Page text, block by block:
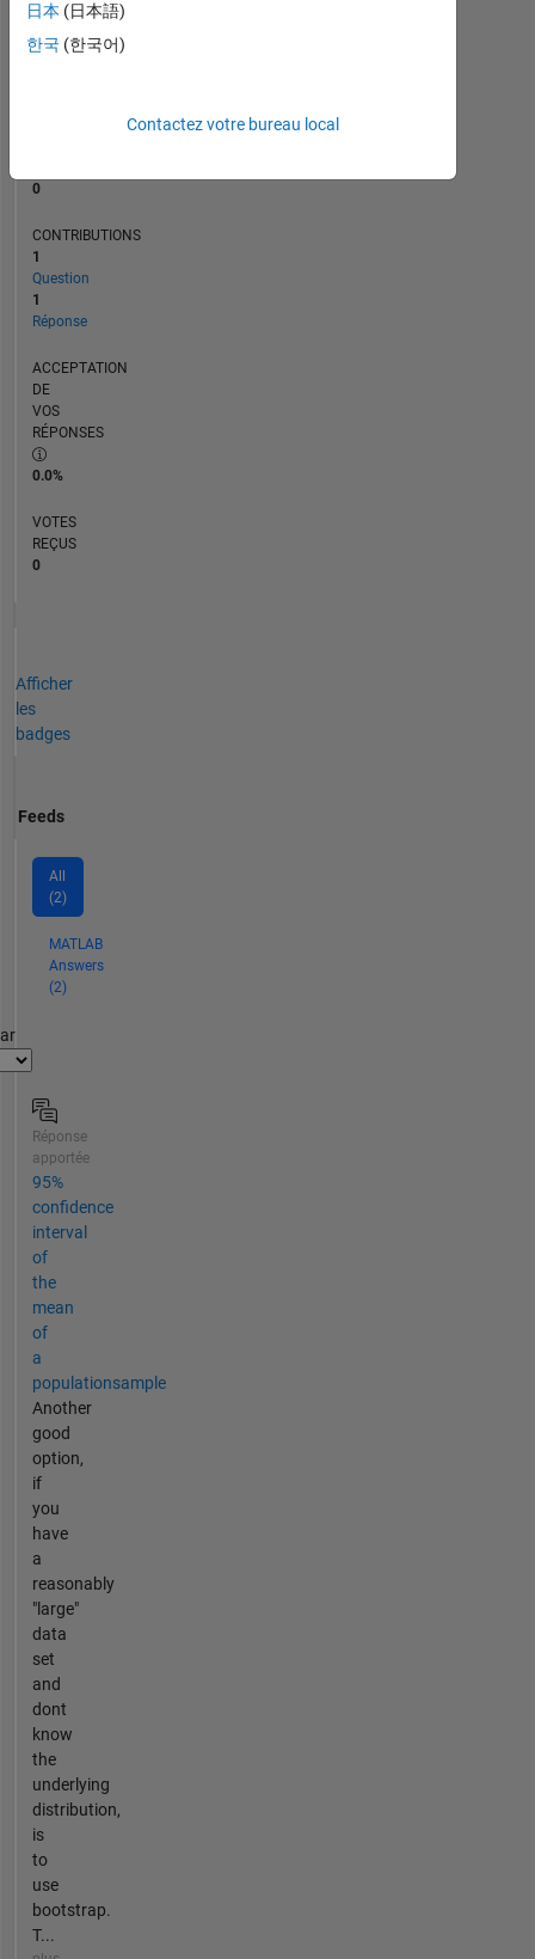
RANG
104
218
0
CONTRIBUTIONS
1
Question
1
Réponse
ACCEPTATION
DE
VOS
RÉPONSES
0.0%
VOTES
REÇUS
0
Afficher
les
badges
Feeds
All
(2)
MATLAB
Answers
(2)
Réponse
apportée
95%
confidence
interval
of
the
mean
of
a
populationsample
Another
good
option,
if
you
have
a
reasonably
"large"
data
set
and
dont
know
the
underlying
distribution,
is
to
use
bootstrap.
T...
日本 (日本語)
한국 (한국어)
Contactez votre bureau local